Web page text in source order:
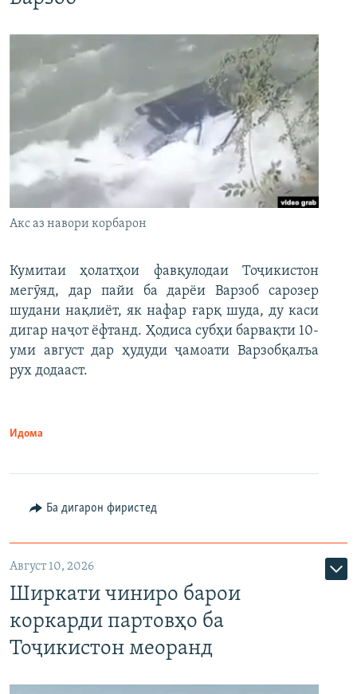
Акс аз навори корбарон
Кумитаи ҳолатҳои фавқулодаи Тоҷикистон
мегӯяд, дар пайи ба дарёи Варзоб сарозер
шудани нақлиёт, як нафар ғарқ шуда, ду каси
дигар наҷот ёфтанд. Ҳодиса субҳи барвақти 10-
уми август дар ҳудуди ҷамоати Варзобқалъа
рух додааст.
Идома
Ба дигарон фиристед
Август 10, 2026
Ширкати чиниро барои
коркарди партовҳо ба
Тоҷикистон меоранд